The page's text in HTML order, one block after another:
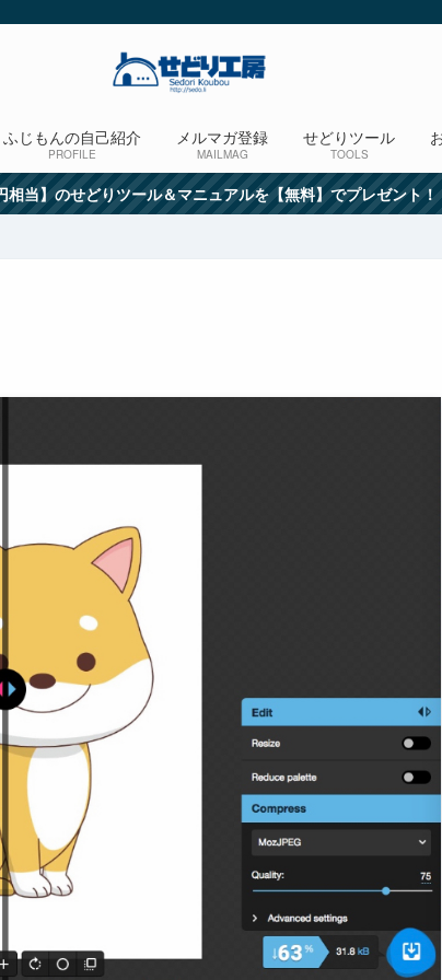
ふじもんの自己紹介
PROFILE
メルマガ登録
MAILMAG
せどりツール
TOOLS
相当】のせどりツール＆マニュアルを【無料】でプレゼント！